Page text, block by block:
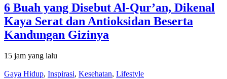
6 Buah yang Disebut Al-Qur’an, Dikenal
Kaya Serat dan Antioksidan Beserta
Kandungan Gizinya
15 jam yang lalu
Gaya Hidup, Inspirasi, Kesehatan, Lifestyle